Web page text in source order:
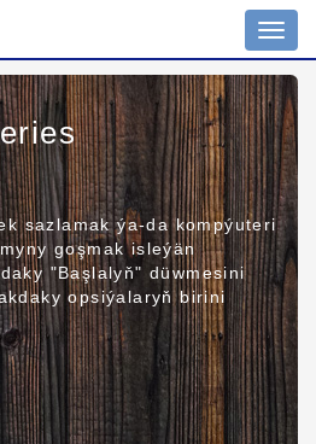
sazlamak ýa-da kompýuteri
goşmak isleýän
"Başlalyň" düwmesini
opsiýalaryň birini